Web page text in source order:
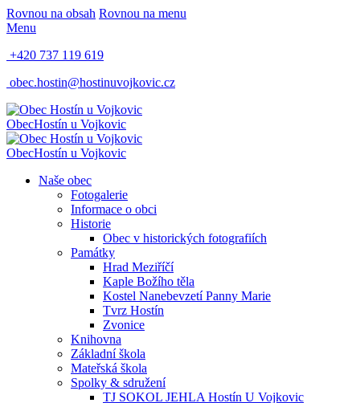
Rovnou na obsah Rovnou na menu
Menu
+420 737 119 619
obec.hostin@hostinuvojkovic.cz
ObecHostín u Vojkovic
ObecHostín u Vojkovic
Naše obec
Fotogalerie
Informace o obci
Historie
Obec v historických fotografiích
Památky
Hrad Meziříčí
Kaple Božího těla
Kostel Nanebevzetí Panny Marie
Tvrz Hostín
Zvonice
Knihovna
Základní škola
Mateřská škola
Spolky & sdružení
TJ SOKOL JEHLA Hostín U Vojkovic